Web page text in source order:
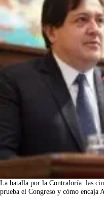
La batalla por la Contraloría: las
prueba el Congreso y cómo encaja